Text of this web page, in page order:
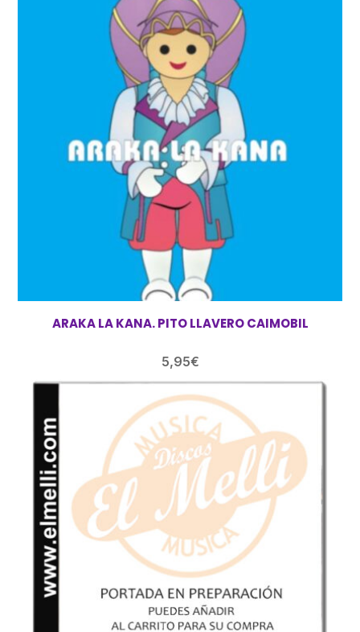
ARAKA LA KANA. PITO LLAVERO CAIMOBIL
5,95€